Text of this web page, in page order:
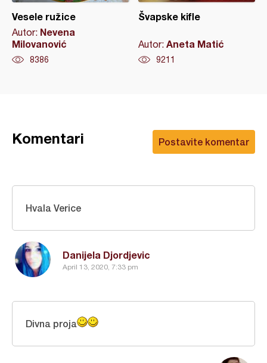
Vesele ružice
Autor: Nevena
Milovanović
8386
Švapske kifle
Autor: Aneta Matić
9211
Postavite komentar
Komentari
Danijela Djordjevic
April 13, 2020, 7:33 pm
Hvala Verice
Divna proja